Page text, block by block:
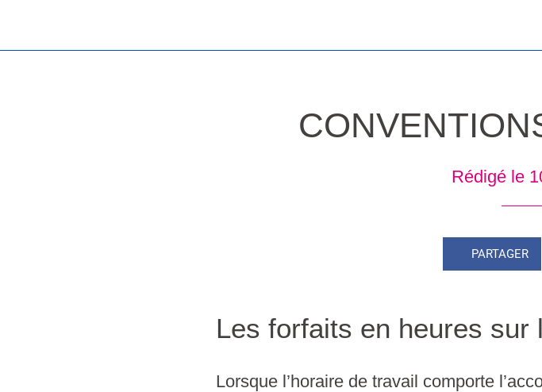
Rédigé le
PARTAGER
Les forfaits en heures sur
Lorsque l’horaire de travail comporte